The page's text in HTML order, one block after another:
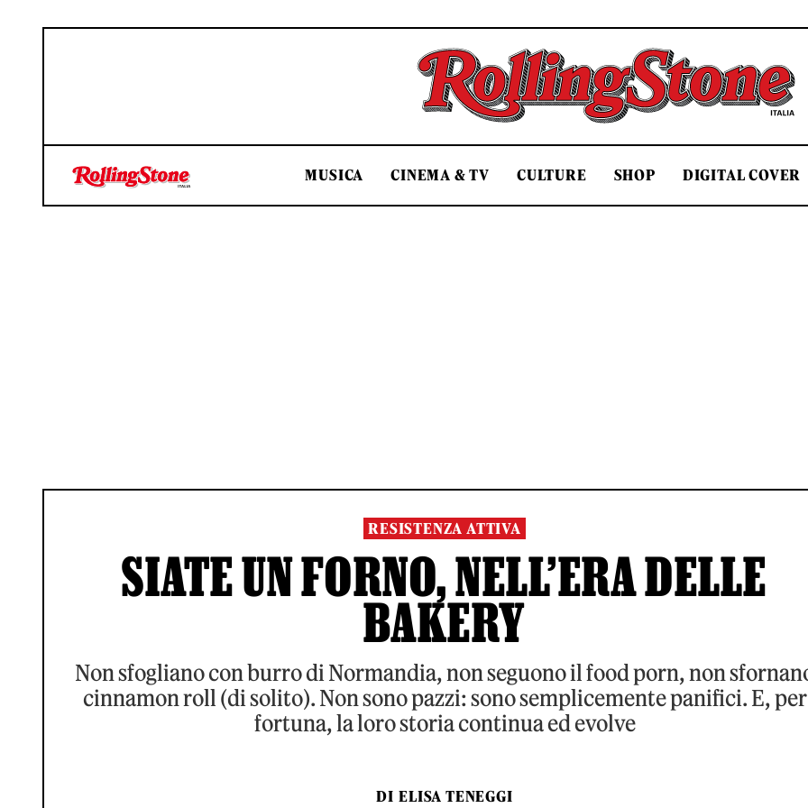
Rolling Stone Italia
MUSICA CINEMA & TV CULTURE SHOP DIGITAL COVER
RESISTENZA ATTIVA
SIATE UN FORNO, NELL’ERA DELLE
BAKERY
Non sfogliano con burro di Normandia, non seguono il food porn, non
cinnamon roll (di solito). Non sono pazzi: sono semplicemente panifici. E, per
fortuna, la loro storia continua ed evolve
DI ELISA TENEGGI